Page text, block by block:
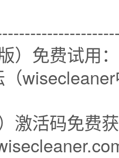
）免费试用：
激活码免费